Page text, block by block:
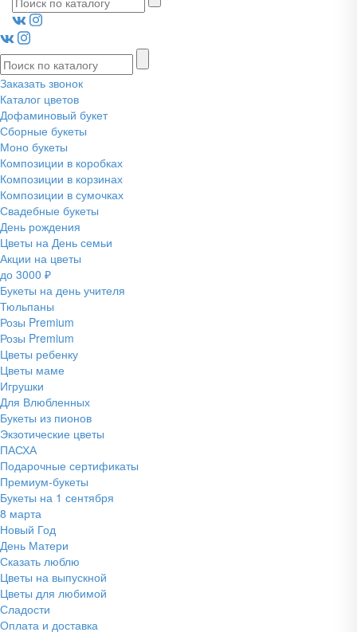
Заказать звонок
Каталог цветов
Дофаминовый букет
Сборные букеты
Моно букеты
Композиции в коробках
Композиции в корзинах
Композиции в сумочках
Свадебные букеты
День рождения
Цветы на День семьи
Акции на цветы
до 3000 ₽
Букеты на день учителя
Тюльпаны
Розы Premium
Розы Premium
Цветы ребенку
Цветы маме
Игрушки
Для Влюбленных
Букеты из пионов
Экзотические цветы
ПАСХА
Подарочные сертификаты
Премиум-букеты
Букеты на 1 сентября
8 марта
Новый Год
День Матери
Сказать люблю
Цветы на выпускной
Цветы для любимой
Сладости
Оплата и доставка